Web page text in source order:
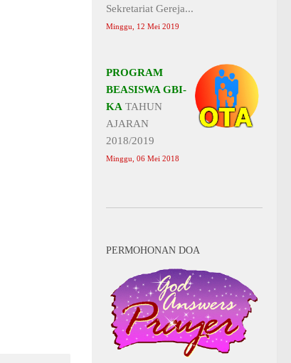
Sekretariat Gereja...
Minggu, 12 Mei 2019
PROGRAM
BEASISWA GBI-
KA TAHUN
AJARAN
2018/2019
Minggu, 06 Mei 2018
PERMOHONAN DOA